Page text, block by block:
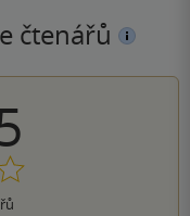
čtenářů